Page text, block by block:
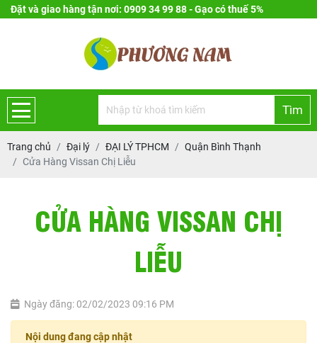
Đặt và giao hàng tận nơi: 0909 34 99 88 - Gạo có thuế 5%
Tìm
Trang chủ Đại lý ĐẠI LÝ TPHCM
Quận Bình Thạnh
Cửa Hàng Vissan Chị Liễu
CỬA HÀNG VISSAN CHỊ
LIỄU
Ngày đăng: 02/02/2023 09:16 PM
Nội dung đang cập nhật